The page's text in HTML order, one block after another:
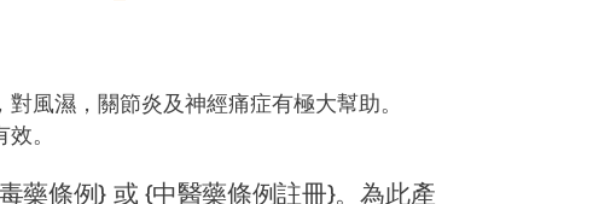
風濕，關節炎及神經痛症有極大幫助。
。
藥條例} 或 {中醫藥條例註冊}。為此產